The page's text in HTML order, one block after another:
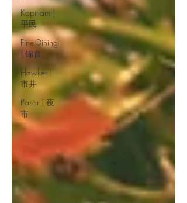
Kopitiam |
平民
Fine Dining
| 锦食
Hawker |
市井
Pasar | 夜
市